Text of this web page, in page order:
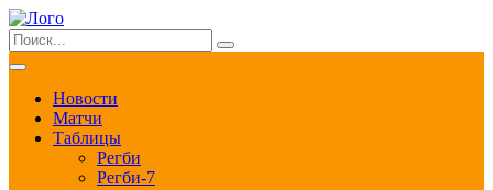
Новости
Матчи
Таблицы
Регби
Регби-7